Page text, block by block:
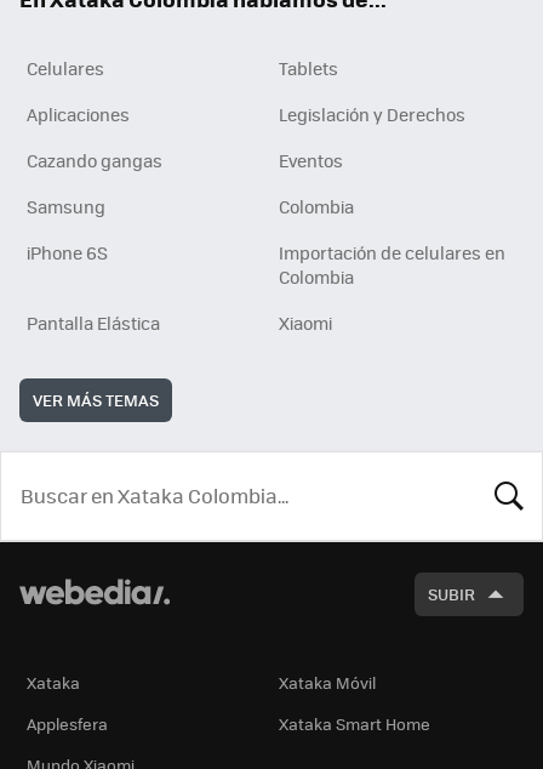
Celulares
Tablets
Aplicaciones
Legislación y Derechos
Cazando gangas
Eventos
Samsung
Colombia
iPhone 6S
Importación de celulares en
Colombia
Pantalla Elástica
Xiaomi
VER MÁS TEMAS
SUBIR
Xataka
Xataka Móvil
Applesfera
Xataka Smart Home
Mundo Xiaomi